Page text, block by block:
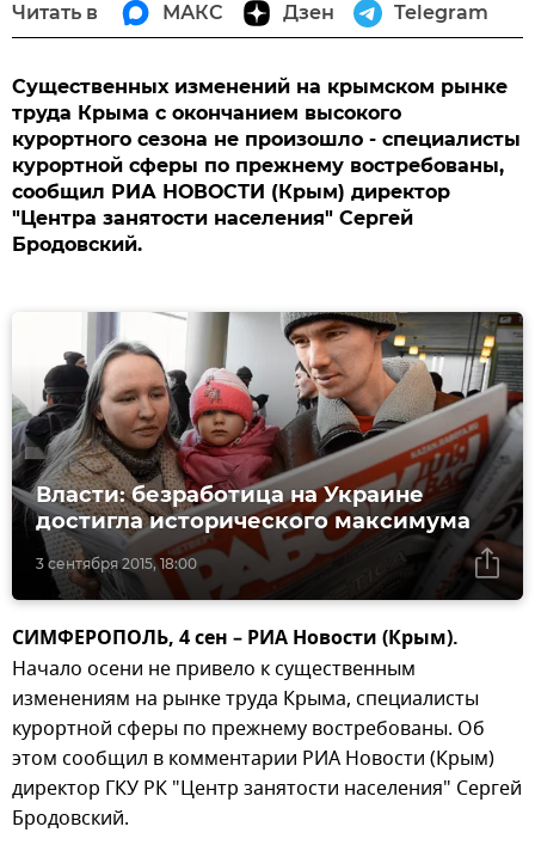
Читать в МАКС Дзен Telegram
Существенных изменений на крымском рынке
труда Крыма с окончанием высокого
курортного сезона не произошло - специалисты
курортной сферы по прежнему востребованы,
сообщил РИА НОВОСТИ (Крым) директор
"Центра занятости населения" Сергей
Бродовский.
3 сентября 2015, 18:00
Власти: безработица на Украине
достигла исторического максимума
СИМФЕРОПОЛЬ, 4 сен – РИА Новости (Крым).
Начало осени не привело к существенным
изменениям на рынке труда Крыма, специалисты
курортной сферы по прежнему востребованы. Об
этом сообщил в комментарии РИА Новости (Крым)
директор ГКУ РК "Центр занятости населения" Сергей
Бродовский.